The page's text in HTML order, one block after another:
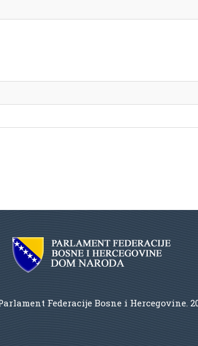
Federacije Bosne i Hercegovine.